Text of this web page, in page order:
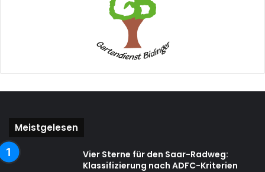
Meistgelesen
Vier Sterne für den Saar-Radweg:
Klassifizierung nach ADFC-Kriterien